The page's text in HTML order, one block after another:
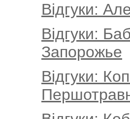
Відгуки:
Відгуки:
Запорожье
Відгуки: